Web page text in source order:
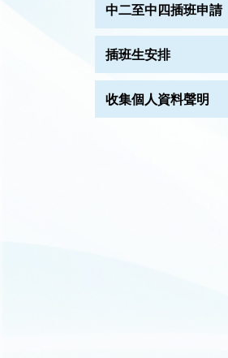
中二至中四插班申請
插班生安排
收集個人資料聲明